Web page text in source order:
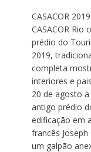
CASACOR
CASACOR Rio
prédio do
2019,
completa
interiores e
20 de agosto
antigo prédio
edificação em
francês
um galpão